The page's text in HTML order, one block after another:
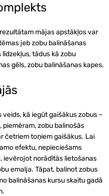
mājas apstākļos var
jeb zobu balināšanas
tādus kā zobu
gēls, zobu balināšanas kapes.
kā iegūt gaišākus zobus –
piemēram, zobu balinošās
četriem toņiem gaišākus. Lai
efektu, nepieciešams
ievērojot norādītās lietošanas
emalja. Tāpat, balinot zobus
balināšanas kursu skaitu gadā